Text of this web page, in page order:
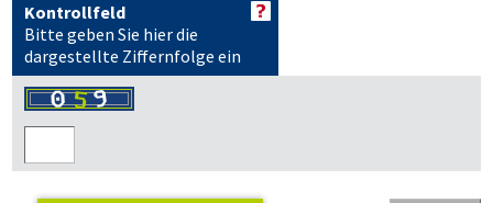
Kontrollfeld
Bitte geben Sie hier die
dargestellte Ziffernfolge ein